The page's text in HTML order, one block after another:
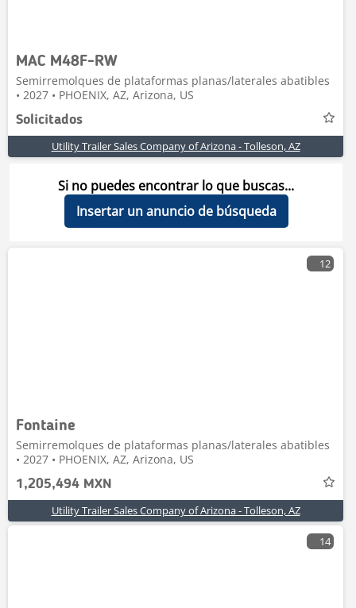
MAC M48F-RW
Semirremolques de plataformas planas/laterales abatibles
• 2027 • PHOENIX, AZ, Arizona, US
Solicitados
Utility Trailer Sales Company of Arizona - Tolleson, AZ
Si no puedes encontrar lo que buscas...
Insertar un anuncio de búsqueda
12
Fontaine
Semirremolques de plataformas planas/laterales abatibles
• 2027 • PHOENIX, AZ, Arizona, US
1,205,494 MXN
Utility Trailer Sales Company of Arizona - Tolleson, AZ
14